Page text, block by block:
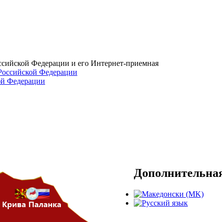
Федерации и его Интернет-приемная